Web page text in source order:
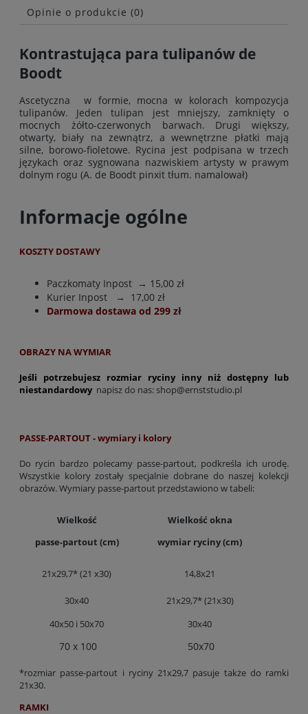
Opinie o produkcie (0)
Kontrastująca para tulipanów de
Boodt
Ascetyczna w formie, mocna w kolorach kompozycja
tulipanów. Jeden tulipan jest mniejszy, zamknięty o
mocnych żółto-czerwonych barwach. Drugi większy,
otwarty, biały na zewnątrz, a wewnętrzne płatki mają
silne, borowo-fioletowe. Rycina jest podpisana w trzech
językach oraz sygnowana nazwiskiem artysty w prawym
dolnym rogu (A. de Boodt pinxit tłum. namalował)
Informacje ogólne
KOSZTY DOSTAWY
Paczkomaty Inpost → 15,00 zł
Kurier Inpost → 17,00 zł
Darmowa dostawa od 299 zł
OBRAZY NA WYMIAR
Jeśli potrzebujesz rozmiar ryciny inny niż dostępny lub
niestandardowy napisz do nas:shop@ernststudio.pl
PASSE-PARTOUT - wymiary i kolory
Do rycin bardzo polecamy passe-partout, podkreśla ich urodę.
Wszystkie kolory zostały specjalnie dobrane do naszej kolekcji
obrazów. Wymiary passe-partout przedstawiono w tabeli:
Wielkość
passe-partout (cm)
Wielkość okna
wymiar ryciny (cm)
21x29,7* (21 x30) 14,8x21
30x40
21x29,7* (21x30)
40x50 i 50x70
30x40
70 x 100 50x70
*rozmiar passe-partout i ryciny 21x29,7 pasuje także do ramki
21x30.
RAMKI